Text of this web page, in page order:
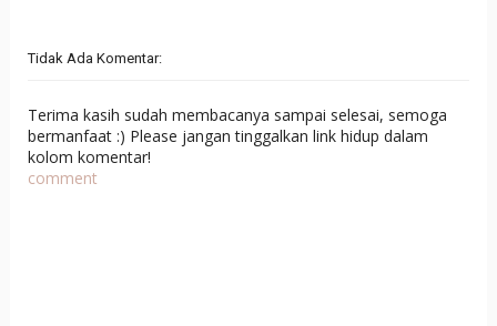
Tidak Ada Komentar:
Terima kasih sudah membacanya sampai selesai, semoga
bermanfaat :) Please jangan tinggalkan link hidup dalam
kolom komentar!
comment